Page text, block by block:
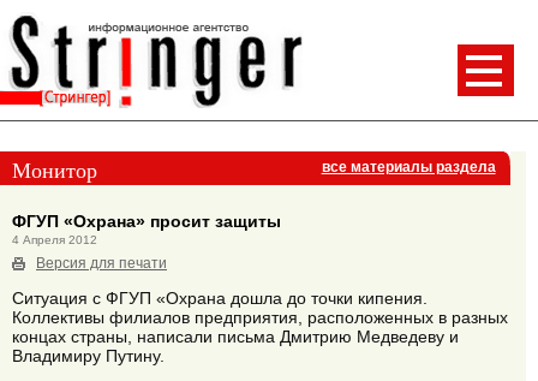
Монитор все материалы раздела
ФГУП «Охрана» просит защиты
4 Апреля 2012
Версия для печати
Ситуация с ФГУП «Охрана дошла до точки кипения.
Коллективы филиалов предприятия, расположенных в разных
концах страны, написали письма Дмитрию Медведеву и
Владимиру Путину.